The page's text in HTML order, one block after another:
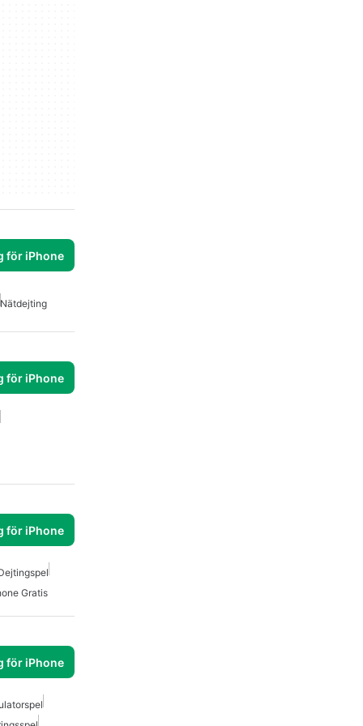
för iPhone
Nätdejting
för iPhone
för iPhone
Gratis
för iPhone